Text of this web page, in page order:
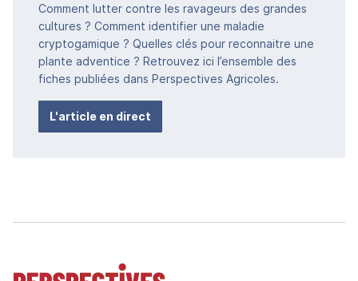
Comment lutter contre les ravageurs des grandes
cultures ? Comment identifier une maladie
cryptogamique ? Quelles clés pour reconnaitre une
plante adventice ? Retrouvez ici l’ensemble des
fiches publiées dans Perspectives Agricoles.
L'article en direct